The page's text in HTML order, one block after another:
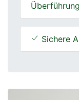
Sichere